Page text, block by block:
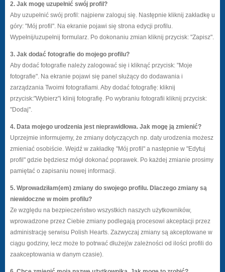
2. Jak mogę uzupełnić swój profil?
Aby uzupełnić swój profil: najpierw zaloguj się. Następnie kliknij zakładkę u
góry: "Mój profil". Na ekranie pojawi się strona edycji profilu.
Wypełnij/uzupełnij formularz. Po dokonaniu zmian kliknij przycisk: "Zapisz".
3. Jak dodać fotografie do mojego profilu?
Aby dodać fotografie należy zalogować się i kliknąć przycisk: "Moje
fotografie". Na ekranie pojawi się panel służący do dodawania i
zarządzania Twoimi fotografiami. Aby dodać fotografię: kliknij
przycisk:"Wybierz"i klinij fotografię. Po wybraniu fotografii kliknij przycisk:
"Dodaj".
4. Data mojego urodzenia jest nieprawidłowa. Jak mogę ją zmienić?
Uprzejmie informujemy, że zmiany dotyczących np. daty urodzenia możesz
zmieniać osobiście. Wejdź w zakładkę "Mój profil" a następnie w "Edytuj
profil" gdzie będziesz mógł dokonać poprawek. Po każdej zmianie prosimy
pamiętać o zapisaniu nowej informacji.
5. Wprowadziłam(em) zmiany do swojego profilu. Dlaczego zmiany są
niewidoczne w moim profilu?
Ze względu na bezpieczeństwo wszystkich naszych użytkowników,
wprowadzone przez Ciebie zmiany podlegają procesowi akceptacji przez
administrację serwisu Polish Hearts. Zazwyczaj zmiany są akceptowane w
ciągu godziny, lecz może to potrwać dłużej(w zależności od ilości profili do
zaakceptowania w danym czasie).